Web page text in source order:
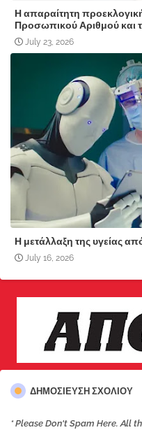
Η απαραίτητη
Προσωπικού Αριθμού και
July 23, 2026
Η μετάλλαξη της υγείας
July 16, 2026
ΔΗΜΟΣΊΕΥΣΗ ΣΧΟΛΊΟΥ
* Please Don't Spam Here. All